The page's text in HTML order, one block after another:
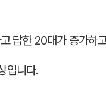
답한 20대가 증가하
입니다.